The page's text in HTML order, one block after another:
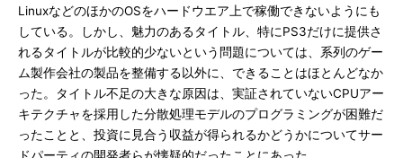
LinuxなどのほかのOSをハードウエア上で稼働できないようにも
している。しかし、魅力のあるタイトル、特にPS3だけに提供さ
れるタイトルが比較的少ないという問題については、系列のゲー
ム製作会社の製品を整備する以外に、できることはほとんどなか
った。タイトル不足の大きな原因は、実証されていないCPUアー
キテクチャを採用した分散処理モデルのプログラミングが困難だ
ったことと、投資に見合う収益が得られるかどうかについてサー